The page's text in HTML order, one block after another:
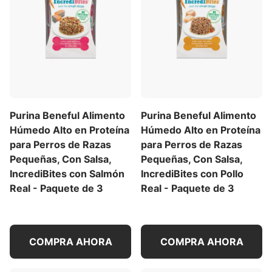
perfectos para bocas pequeñas, y una sabrosa
salsa que añade el toque final
Alimento para perros adultos de razas
pequeñas 100% completo y balanceado que
para perros pequeños en latas de 3 onzas y se
produce con orgullo en instalaciones de Purina
en EE. UU.
Consiente a tu mascota con productos Purina.
Recompénsate con puntos en cada compra.
Descarga la myPurina app hoy mismo.
Descripción del Producto
Si estás buscando un alimento húmedo para perros
que ofrezca un gran sabor para perros pequeños,
Purina Beneful Alimento
Húmedo Alto en Proteína
para Perros de Razas
Pequeñas, Con Salsa,
IncrediBites con Salmón
Real - Paquete de 3
COMPRA AHORA
Purina Beneful Alimento
Húmedo Alto en Proteína
para Perros de Razas
Pequeñas, Con Salsa,
IncrediBites con Pollo
Real - Paquete de 3
COMPRA AHORA